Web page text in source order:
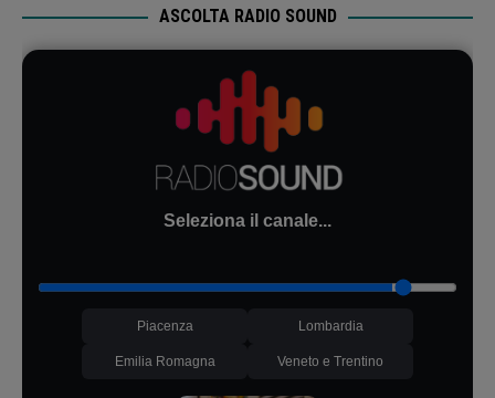
ASCOLTA RADIO SOUND
Seleziona il canale...
Piacenza Lombardia
Emilia Romagna Veneto e Trentino